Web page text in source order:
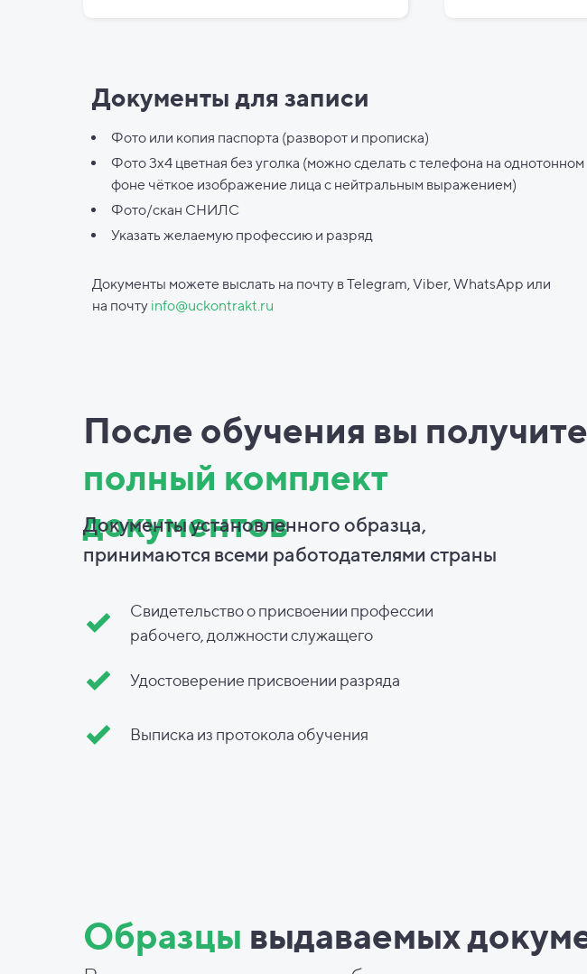
Документы для записи
Фото или копия паспорта (разворот и прописка)
Фото 3х4 цветная без уголка (можно сделать с телефона на однотонном
фоне чёткое изображение лица с нейтральным выражением)
Фото/скан СНИЛС
Указать желаемую профессию и разряд
Документы можете выслать на почту в Telegram, Viber, WhatsApp или
на почту info@uckontrakt.ru
После обучения вы получите
полный комплект
документов
Документы установленного образца,
принимаются всеми работодателями страны
Свидетельство о присвоении профессии
рабочего, должности служащего
Удостоверение присвоении разряда
Выписка из протокола обучения
Образцы выдаваемых